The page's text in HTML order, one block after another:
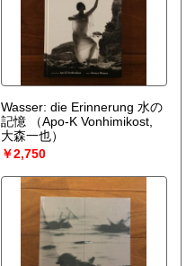
Wasser: die Erinnerung 水の
記憶
（Apo-K Vonhimikost,
大森一也）
￥2,750